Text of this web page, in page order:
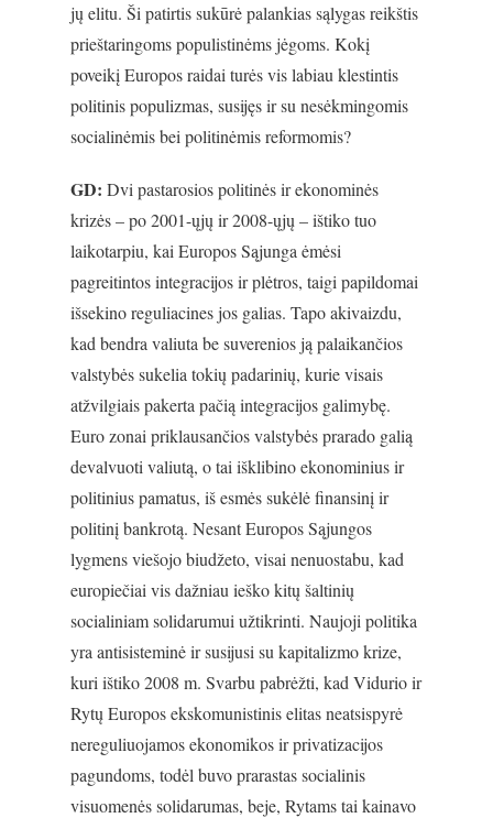
jų elitu. Ši patirtis sukūrė palankias sąlygas reikštis
prieštaringoms populistinėms jėgoms. Kokį
poveikį Europos raidai turės vis labiau klestintis
politinis populizmas, susijęs ir su nesėkmingomis
socialinėmis bei politinėmis reformomis?
GD: Dvi pastarosios politinės ir ekonominės
krizės – po 2001-ųjų ir 2008-ųjų – ištiko tuo
laikotarpiu, kai Europos Sąjunga ėmėsi
pagreitintos integracijos ir plėtros, taigi papildomai
išsekino reguliacines jos galias. Tapo akivaizdu,
kad bendra valiuta be suverenios ją palaikančios
valstybės sukelia tokių padarinių, kurie visais
atžvilgiais pakerta pačią integracijos galimybę.
Euro zonai priklausančios valstybės prarado galią
devalvuoti valiutą, o tai išklibino ekonominius ir
politinius pamatus, iš esmės sukėlė finansinį ir
politinį bankrotą. Nesant Europos Sąjungos
lygmens viešojo biudžeto, visai nenuostabu, kad
europiečiai vis dažniau ieško kitų šaltinių
socialiniam solidarumui užtikrinti. Naujoji politika
yra antisisteminė ir susijusi su kapitalizmo krize,
kuri ištiko 2008 m. Svarbu pabrėžti, kad Vidurio ir
Rytų Europos ekskomunistinis elitas neatsispyrė
nereguliuojamos ekonomikos ir privatizacijos
pagundoms, todėl buvo prarastas socialinis
visuomenės solidarumas, beje, Rytams tai kainavo